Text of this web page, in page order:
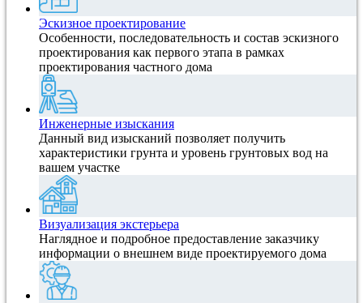
Эскизное проектирование
Особенности, последовательность и состав эскизного
проектирования как первого этапа в рамках
проектирования частного дома
Инженерные изыскания
Данный вид изысканий позволяет получить
характеристики грунта и уровень грунтовых вод на
вашем участке
Визуализация экстерьера
Наглядное и подробное предоставление заказчику
информации о внешнем виде проектируемого дома